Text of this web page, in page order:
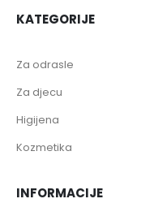
KATEGORIJE
Za odrasle
Za djecu
Higijena
Kozmetika
INFORMACIJE